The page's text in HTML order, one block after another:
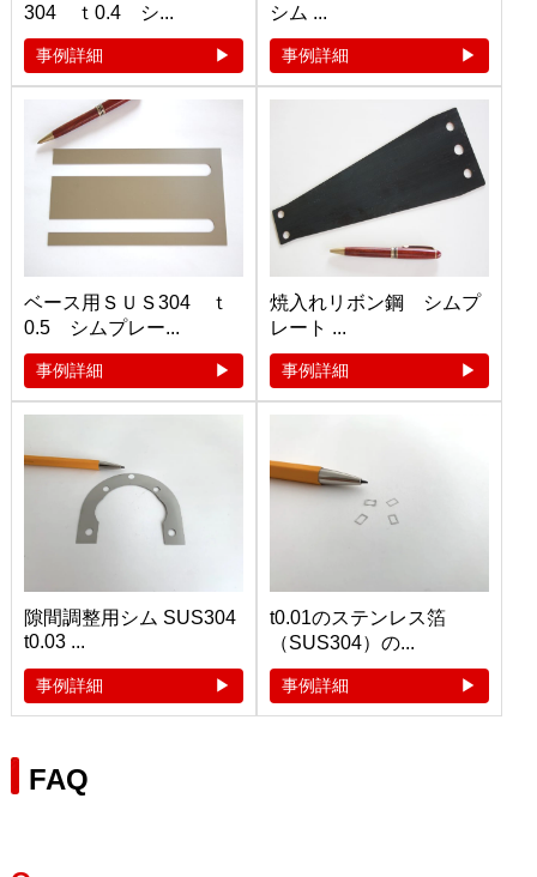
304 ｔ0.4 シ...
事例詳細
シム ...
事例詳細
ベース用ＳＵＳ304 ｔ
0.5 シムプレー...
事例詳細
焼入れリボン鋼 シムプ
レート ...
事例詳細
隙間調整用シム SUS304
t0.03 ...
事例詳細
t0.01のステンレス箔
（SUS304）の...
事例詳細
FAQ